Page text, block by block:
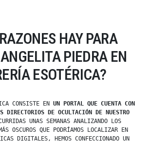
HAY PARA
PIEDRA EN
ESOTÉRICA?
CONSISTE EN UN PORTAL QUE CUENTA CON
DIRECTORIOS DE OCULTACIÓN DE NUESTRO
UNAS SEMANAS ANALIZANDO LOS
OSCUROS QUE PODRÍAMOS LOCALIZAR EN
DIGITALES, HEMOS CONFECCIONADO UN